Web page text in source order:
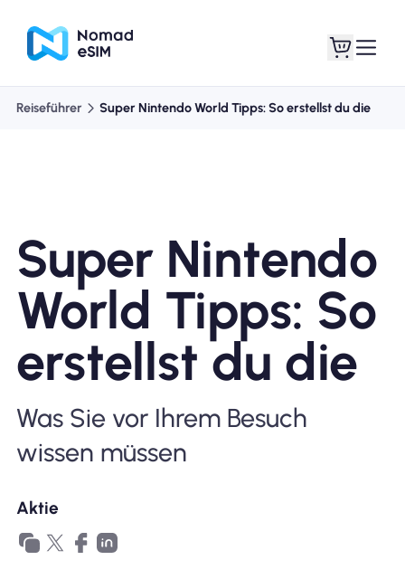
Shop-Tarife
Über eSIM
Warum Nomad eSIM
Reiseführer Super Nintendo World Tipps: So erstellst du die
Super Nintendo
World Tipps: So
erstellst du die
Was Sie vor Ihrem Besuch
wissen müssen
Aktie